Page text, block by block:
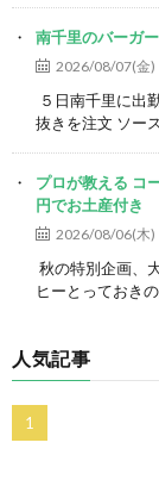
南千里のバーガ
2026/08/07(金)
５日南千里に
抜きを注文 ソー
プロが教える コ
円でお土産付き
2026/08/06(木)
秋の特別企画、
ヒーとっておき
人気記事